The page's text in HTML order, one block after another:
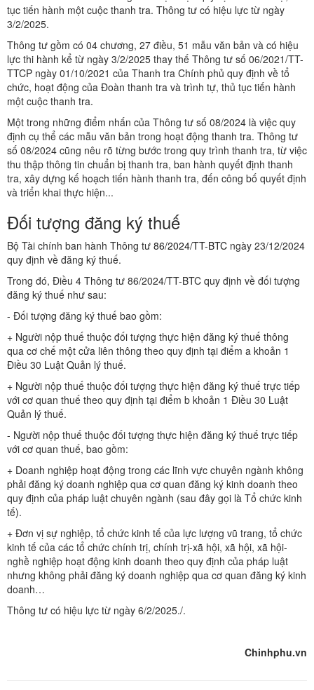
tục tiến hành một cuộc thanh tra. Thông tư có hiệu lực từ ngày
3/2/2025.
Thông tư gồm có 04 chương, 27 điều, 51 mẫu văn bản và có hiệu
lực thi hành kể từ ngày 3/2/2025 thay thế Thông tư số 06/2021/TT-
TTCP ngày 01/10/2021 của Thanh tra Chính phủ quy định về tổ
chức, hoạt động của Đoàn thanh tra và trình tự, thủ tục tiến hành
một cuộc thanh tra.
Một trong những điểm nhấn của Thông tư số 08/2024 là việc quy
định cụ thể các mẫu văn bản trong hoạt động thanh tra. Thông tư
số 08/2024 cũng nêu rõ từng bước trong quy trình thanh tra, từ việc
thu thập thông tin chuẩn bị thanh tra, ban hành quyết định thanh
tra, xây dựng kế hoạch tiến hành thanh tra, đến công bố quyết định
và triển khai thực hiện...
Đối tượng đăng ký thuế
Bộ Tài chính ban hành Thông tư 86/2024/TT-BTC ngày 23/12/2024
quy định về đăng ký thuế.
Trong đó, Điều 4 Thông tư 86/2024/TT-BTC quy định về đối tượng
đăng ký thuế như sau:
- Đối tượng đăng ký thuế bao gồm:
+ Người nộp thuế thuộc đối tượng thực hiện đăng ký thuế thông
qua cơ chế một cửa liên thông theo quy định tại điểm a khoản 1
Điều 30 Luật Quản lý thuế.
+ Người nộp thuế thuộc đối tượng thực hiện đăng ký thuế trực tiếp
với cơ quan thuế theo quy định tại điểm b khoản 1 Điều 30 Luật
Quản lý thuế.
- Người nộp thuế thuộc đối tượng thực hiện đăng ký thuế trực tiếp
với cơ quan thuế, bao gồm:
+ Doanh nghiệp hoạt động trong các lĩnh vực chuyên ngành không
phải đăng ký doanh nghiệp qua cơ quan đăng ký kinh doanh theo
quy định của pháp luật chuyên ngành (sau đây gọi là Tổ chức kinh
tế).
+ Đơn vị sự nghiệp, tổ chức kinh tế của lực lượng vũ trang, tổ chức
kinh tế của các tổ chức chính trị, chính trị-xã hội, xã hội, xã hội-
nghề nghiệp hoạt động kinh doanh theo quy định của pháp luật
nhưng không phải đăng ký doanh nghiệp qua cơ quan đăng ký kinh
doanh…
Thông tư có hiệu lực từ ngày 6/2/2025./.
Chinhphu.vn